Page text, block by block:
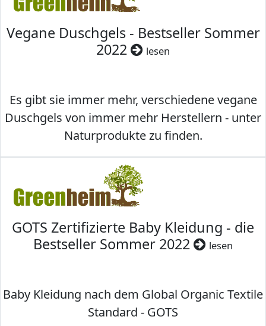
Vegane Duschgels - Bestseller Sommer
2022
lesen
Es gibt sie immer mehr, verschiedene vegane
Duschgels von immer mehr Herstellern - unter
Naturprodukte zu finden.
GOTS Zertifizierte Baby Kleidung - die
Bestseller Sommer 2022
lesen
Baby Kleidung nach dem Global Organic Textile
Standard - GOTS